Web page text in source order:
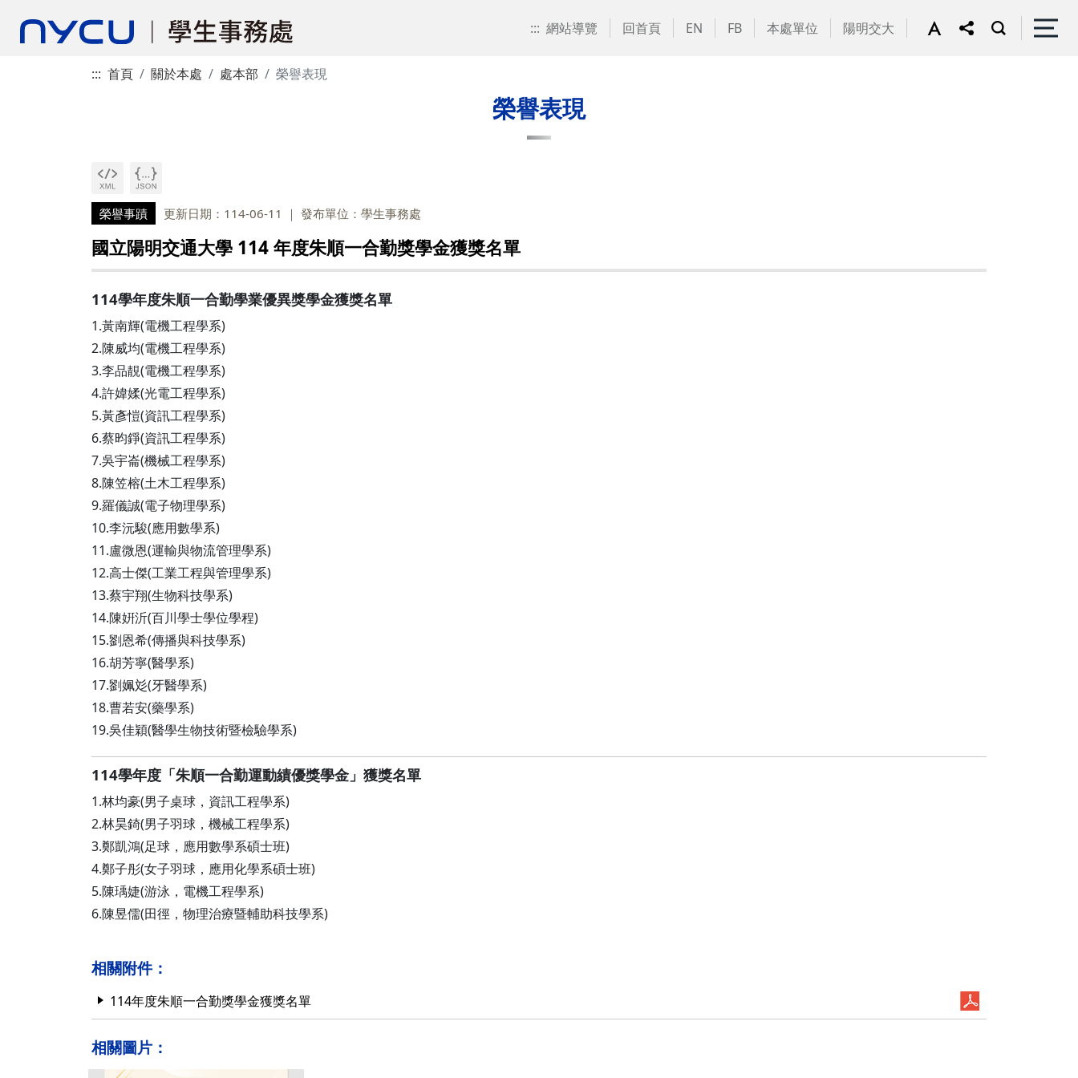
::: 網站導覽 回首頁 EN FB 本處單位 陽明交大
::: 首頁 關於本處 處本部 榮譽表現
榮譽表現
榮譽事蹟 更新日期：114-06-11 發布單位：學生事務處
國立陽明交通大學 114 年度朱順一合勤獎學金獲獎名單
114學年度朱順一合勤學業優異獎學金獲獎名單
1.黃南輝(電機工程學系)
2.陳威均(電機工程學系)
3.李品靚(電機工程學系)
4.許媁媃(光電工程學系)
5.黃彥愷(資訊工程學系)
6.蔡昀錚(資訊工程學系)
7.吳宇崙(機械工程學系)
8.陳笠榕(土木工程學系)
9.羅儀誠(電子物理學系)
10.李沅駿(應用數學系)
11.盧微恩(運輸與物流管理學系)
12.高士傑(工業工程與管理學系)
13.蔡宇翔(生物科技學系)
14.陳姸沂(百川學士學位學程)
15.劉恩希(傳播與科技學系)
16.胡芳寧(醫學系)
17.劉姵彣(牙醫學系)
18.曹若安(藥學系)
19.吳佳穎(醫學生物技術暨檢驗學系)
114學年度「朱順一合勤運動績優獎學金」獲獎名單
1.林均豪(男子桌球，資訊工程學系)
2.林昊錡(男子羽球，機械工程學系)
3.鄭凱鴻(足球，應用數學系碩士班)
4.鄭子彤(女子羽球，應用化學系碩士班)
5.陳瑀婕(游泳，電機工程學系)
6.陳昱儒(田徑，物理治療暨輔助科技學系)
相關附件：
114年度朱順一合勤獎學金獲獎名單
相關圖片：